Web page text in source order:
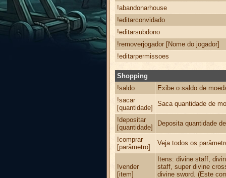
!abandonarhouse
!editarconvidado
!editarsubdono
!removerjogador [Nome do jogador]
!editarpermissoes
Shopping
!saldo
Exibe o saldo de
!sacar
[quantidade]
Saca quantidade de
!depositar
[quantidade]
Deposita quantidade
!comprar
[parâmetro]
Veja todos os
!vender
[item]
Itens: divine staff,
staff, super divine
divine sword. (Este